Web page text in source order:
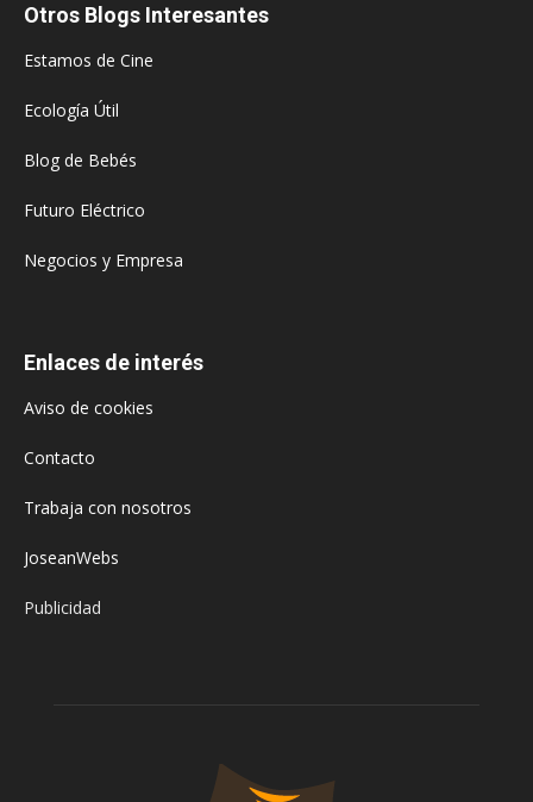
Otros Blogs Interesantes
Estamos de Cine
Ecología Útil
Blog de Bebés
Futuro Eléctrico
Negocios y Empresa
Enlaces de interés
Aviso de cookies
Contacto
Trabaja con nosotros
JoseanWebs
Publicidad